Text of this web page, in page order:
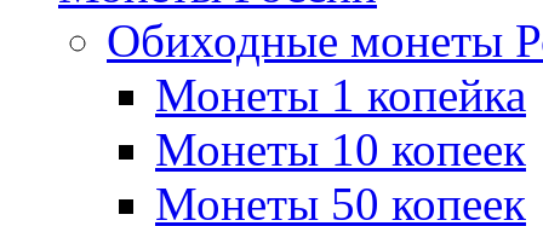
Обиходные монеты
Монеты 1 копейка
Монеты 10 копеек
Монеты 50 копеек